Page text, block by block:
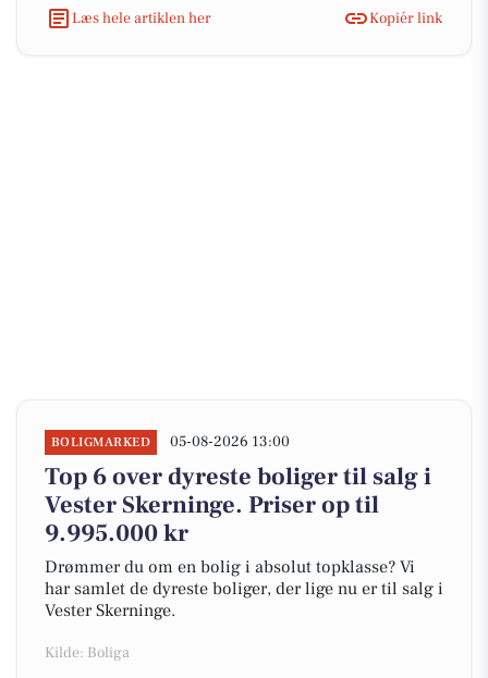
Læs hele artiklen her
Kopiér link
BOLIGMARKED 05-08-2026 13:00
Top 6 over dyreste boliger til salg i
Vester Skerninge. Priser op til
9.995.000 kr
Drømmer du om en bolig i absolut topklasse? Vi
har samlet de dyreste boliger, der lige nu er til salg i
Vester Skerninge.
Kilde: Boliga